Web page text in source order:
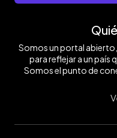
Somos un portal
para reflejar a un país
Somos el punto de